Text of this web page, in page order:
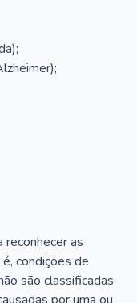
as
condições de
são classificadas